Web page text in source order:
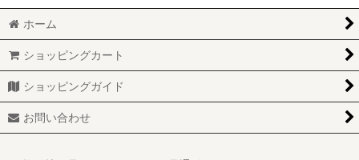
ホーム
ショッピングカート
ショッピングガイド
お問い合わせ